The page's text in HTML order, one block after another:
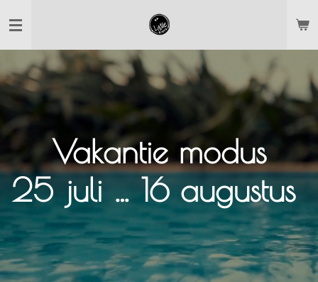
de
hoofdinhoud
Vakantie modus
25 juli … 16 augustus